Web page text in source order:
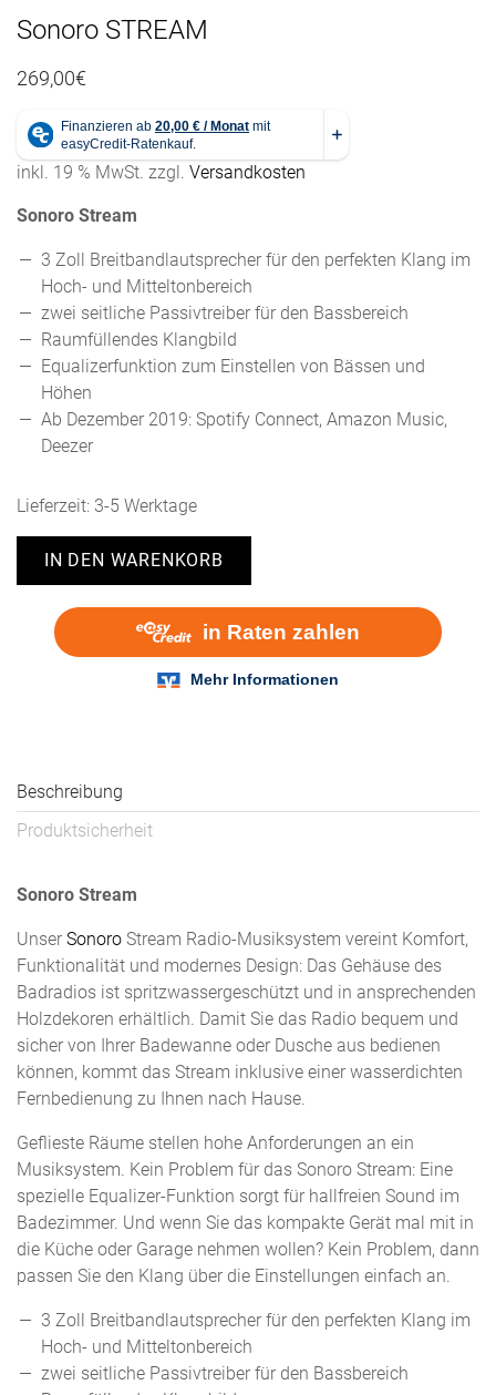
Sonoro STREAM
269,00€
inkl. 19 % MwSt. zzgl. Versandkosten
Sonoro Stream
3 Zoll Breitbandlautsprecher für den perfekten Klang im
Hoch- und Mitteltonbereich
zwei seitliche Passivtreiber für den Bassbereich
Raumfüllendes Klangbild
Equalizerfunktion zum Einstellen von Bässen und
Höhen
Ab Dezember 2019: Spotify Connect, Amazon Music,
Deezer
Lieferzeit: 3-5 Werktage
IN DEN WARENKORB
Beschreibung
Produktsicherheit
Sonoro Stream
Unser Sonoro Stream Radio-Musiksystem vereint Komfort,
Funktionalität und modernes Design: Das Gehäuse des
Badradios ist spritzwassergeschützt und in ansprechenden
Holzdekoren erhältlich. Damit Sie das Radio bequem und
sicher von Ihrer Badewanne oder Dusche aus bedienen
können, kommt das Stream inklusive einer wasserdichten
Fernbedienung zu Ihnen nach Hause.
Geflieste Räume stellen hohe Anforderungen an ein
Musiksystem. Kein Problem für das Sonoro Stream: Eine
spezielle Equalizer-Funktion sorgt für hallfreien Sound im
Badezimmer. Und wenn Sie das kompakte Gerät mal mit in
die Küche oder Garage nehmen wollen? Kein Problem, dann
passen Sie den Klang über die Einstellungen einfach an.
3 Zoll Breitbandlautsprecher für den perfekten Klang im
Hoch- und Mitteltonbereich
zwei seitliche Passivtreiber für den Bassbereich